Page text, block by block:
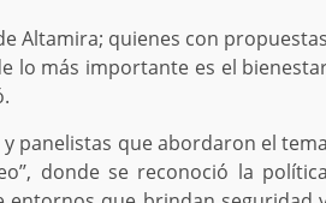
Altamira; quienes con
lo más importante es el
panelistas que abordaron el
donde se reconoció la